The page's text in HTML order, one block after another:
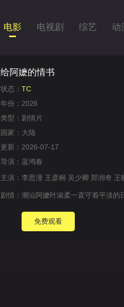
电影 电视剧 综艺 动
给阿嬷的情书
状态： TC
年份： 2026
类型： 剧情片
国家： 大陆
更新： 2026-07-17
导演： 蓝鸿春
主演： 李思潼 王彦桐 吴少卿 郑润奇 王
剧情： 潮汕阿嬷叶淑柔一直守着平淡的
免费观看